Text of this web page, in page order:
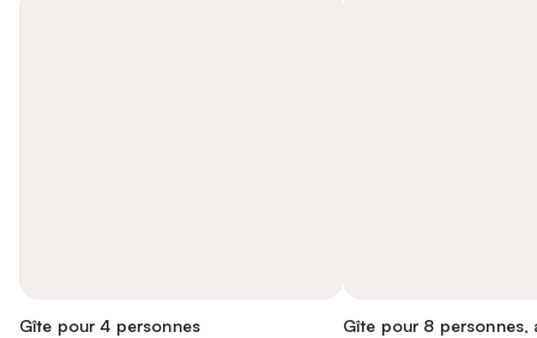
Gîte pour 4 personnes
Gîte pour 8 personnes,